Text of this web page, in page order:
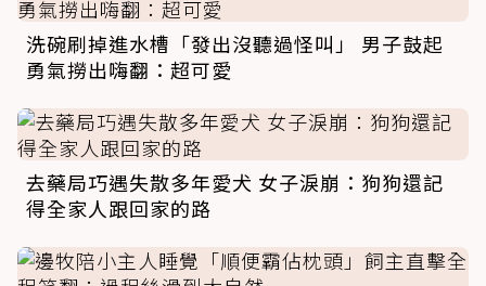
洗碗刷掉進水槽「發出沒聽過怪叫」 男子鼓起
勇氣撈出嗨翻：超可愛
去藥局巧遇失散多年愛犬 女子淚崩：狗狗還記
得全家人跟回家的路